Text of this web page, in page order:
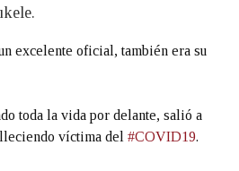
excelente oficial, también era su
toda la vida por delante, salió a
víctima del #COVID19.